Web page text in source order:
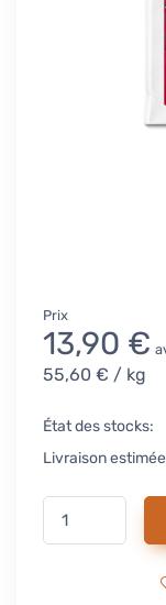
Prix
13,90 €
55,60 € / kg
État des stocks:
Livraison